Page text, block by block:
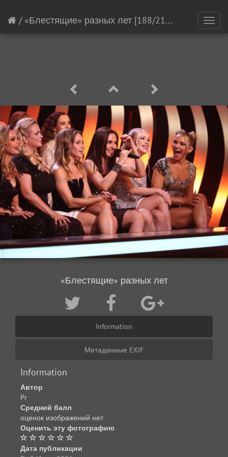
/ «Блестящие» разных лет [188/21145]
«Блестящие» разных лет
Information
Метаданные EXIF
Information
Автор
Pr
Средний балл
оценок изображений нет
Оценить эту фотографию
Дата публикации